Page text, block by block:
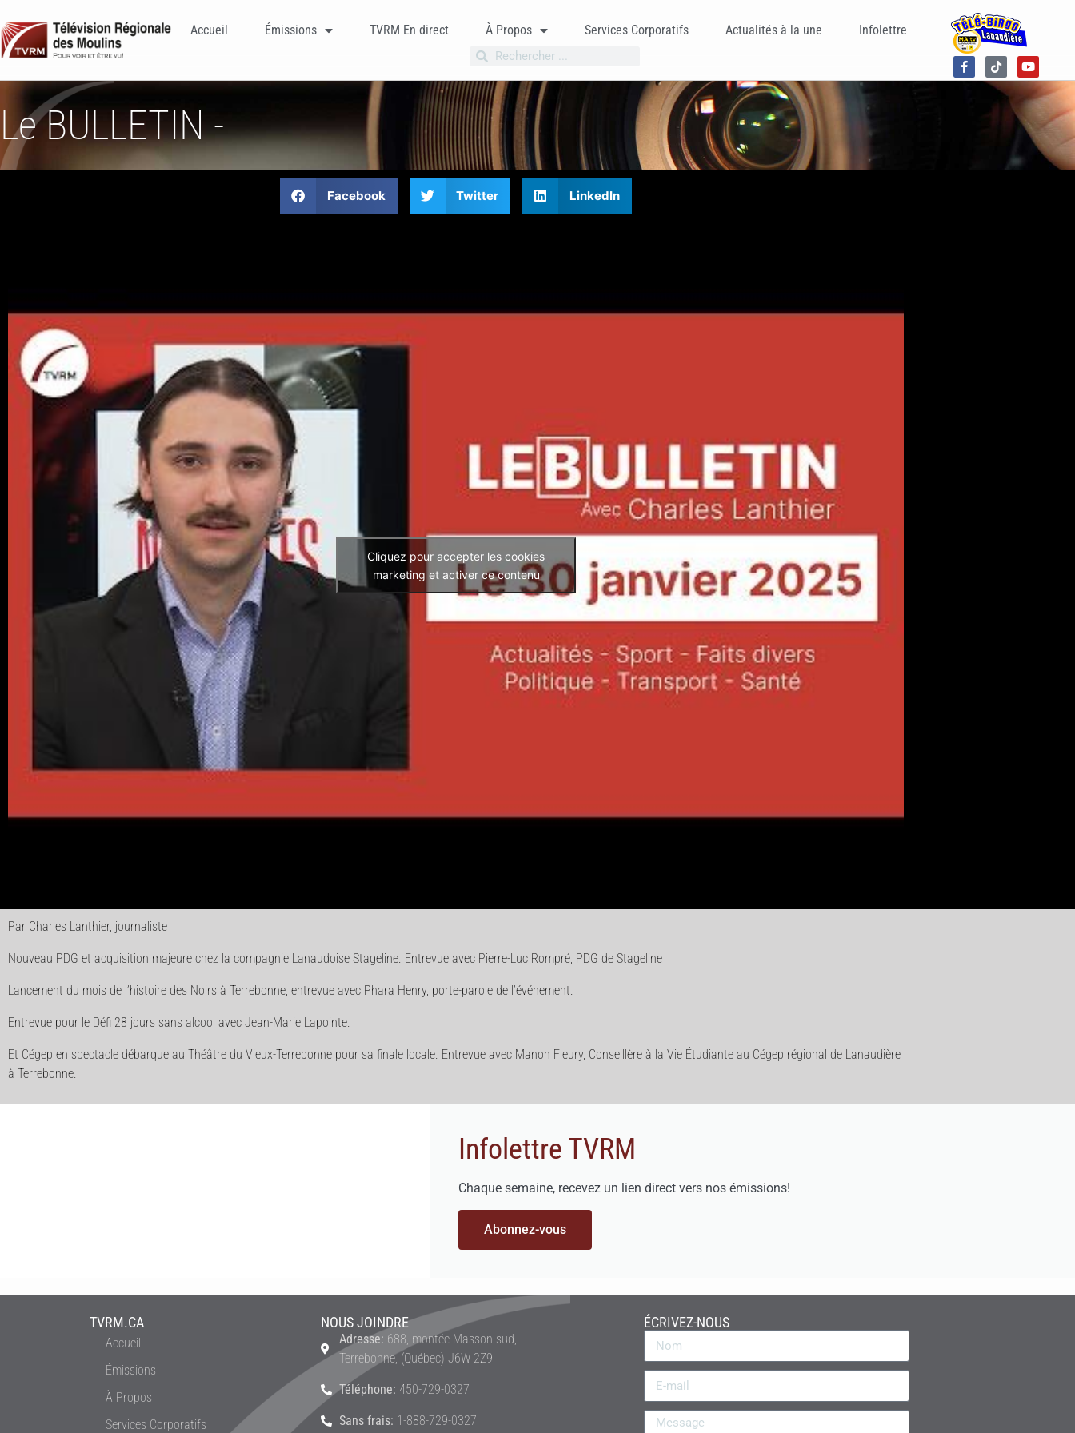
Accueil Émissions TVRM En direct À Propos Services Corporatifs Actualités à la une Infolettre
Le BULLETIN -
Facebook Twitter LinkedIn
Cliquez pour accepter les cookies
marketing et activer ce contenu
Par Charles Lanthier, journaliste
Nouveau PDG et acquisition majeure chez la compagnie Lanaudoise Stageline. Entrevue avec Pierre-Luc Rompré, PDG de Stageline
Lancement du mois de l’histoire des Noirs à Terrebonne, entrevue avec Phara Henry, porte-parole de l’événement.
Entrevue pour le Défi 28 jours sans alcool avec Jean-Marie Lapointe.
Et Cégep en spectacle débarque au Théâtre du Vieux-Terrebonne pour sa finale locale. Entrevue avec Manon Fleury, Conseillère à la Vie Étudiante au Cégep régional de Lanaudière
à Terrebonne.
Infolettre TVRM
Chaque semaine, recevez un lien direct vers nos émissions!
Abonnez-vous
TVRM.CA
Accueil
Émissions
À Propos
Services Corporatifs
NOUS JOINDRE
Adresse: 688, montée Masson sud,
Terrebonne, (Québec) J6W 2Z9
Téléphone: 450-729-0327
Sans frais: 1-888-729-0327
ÉCRIVEZ-NOUS